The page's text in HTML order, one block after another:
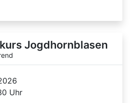
Jogdhornblasen
Uhr